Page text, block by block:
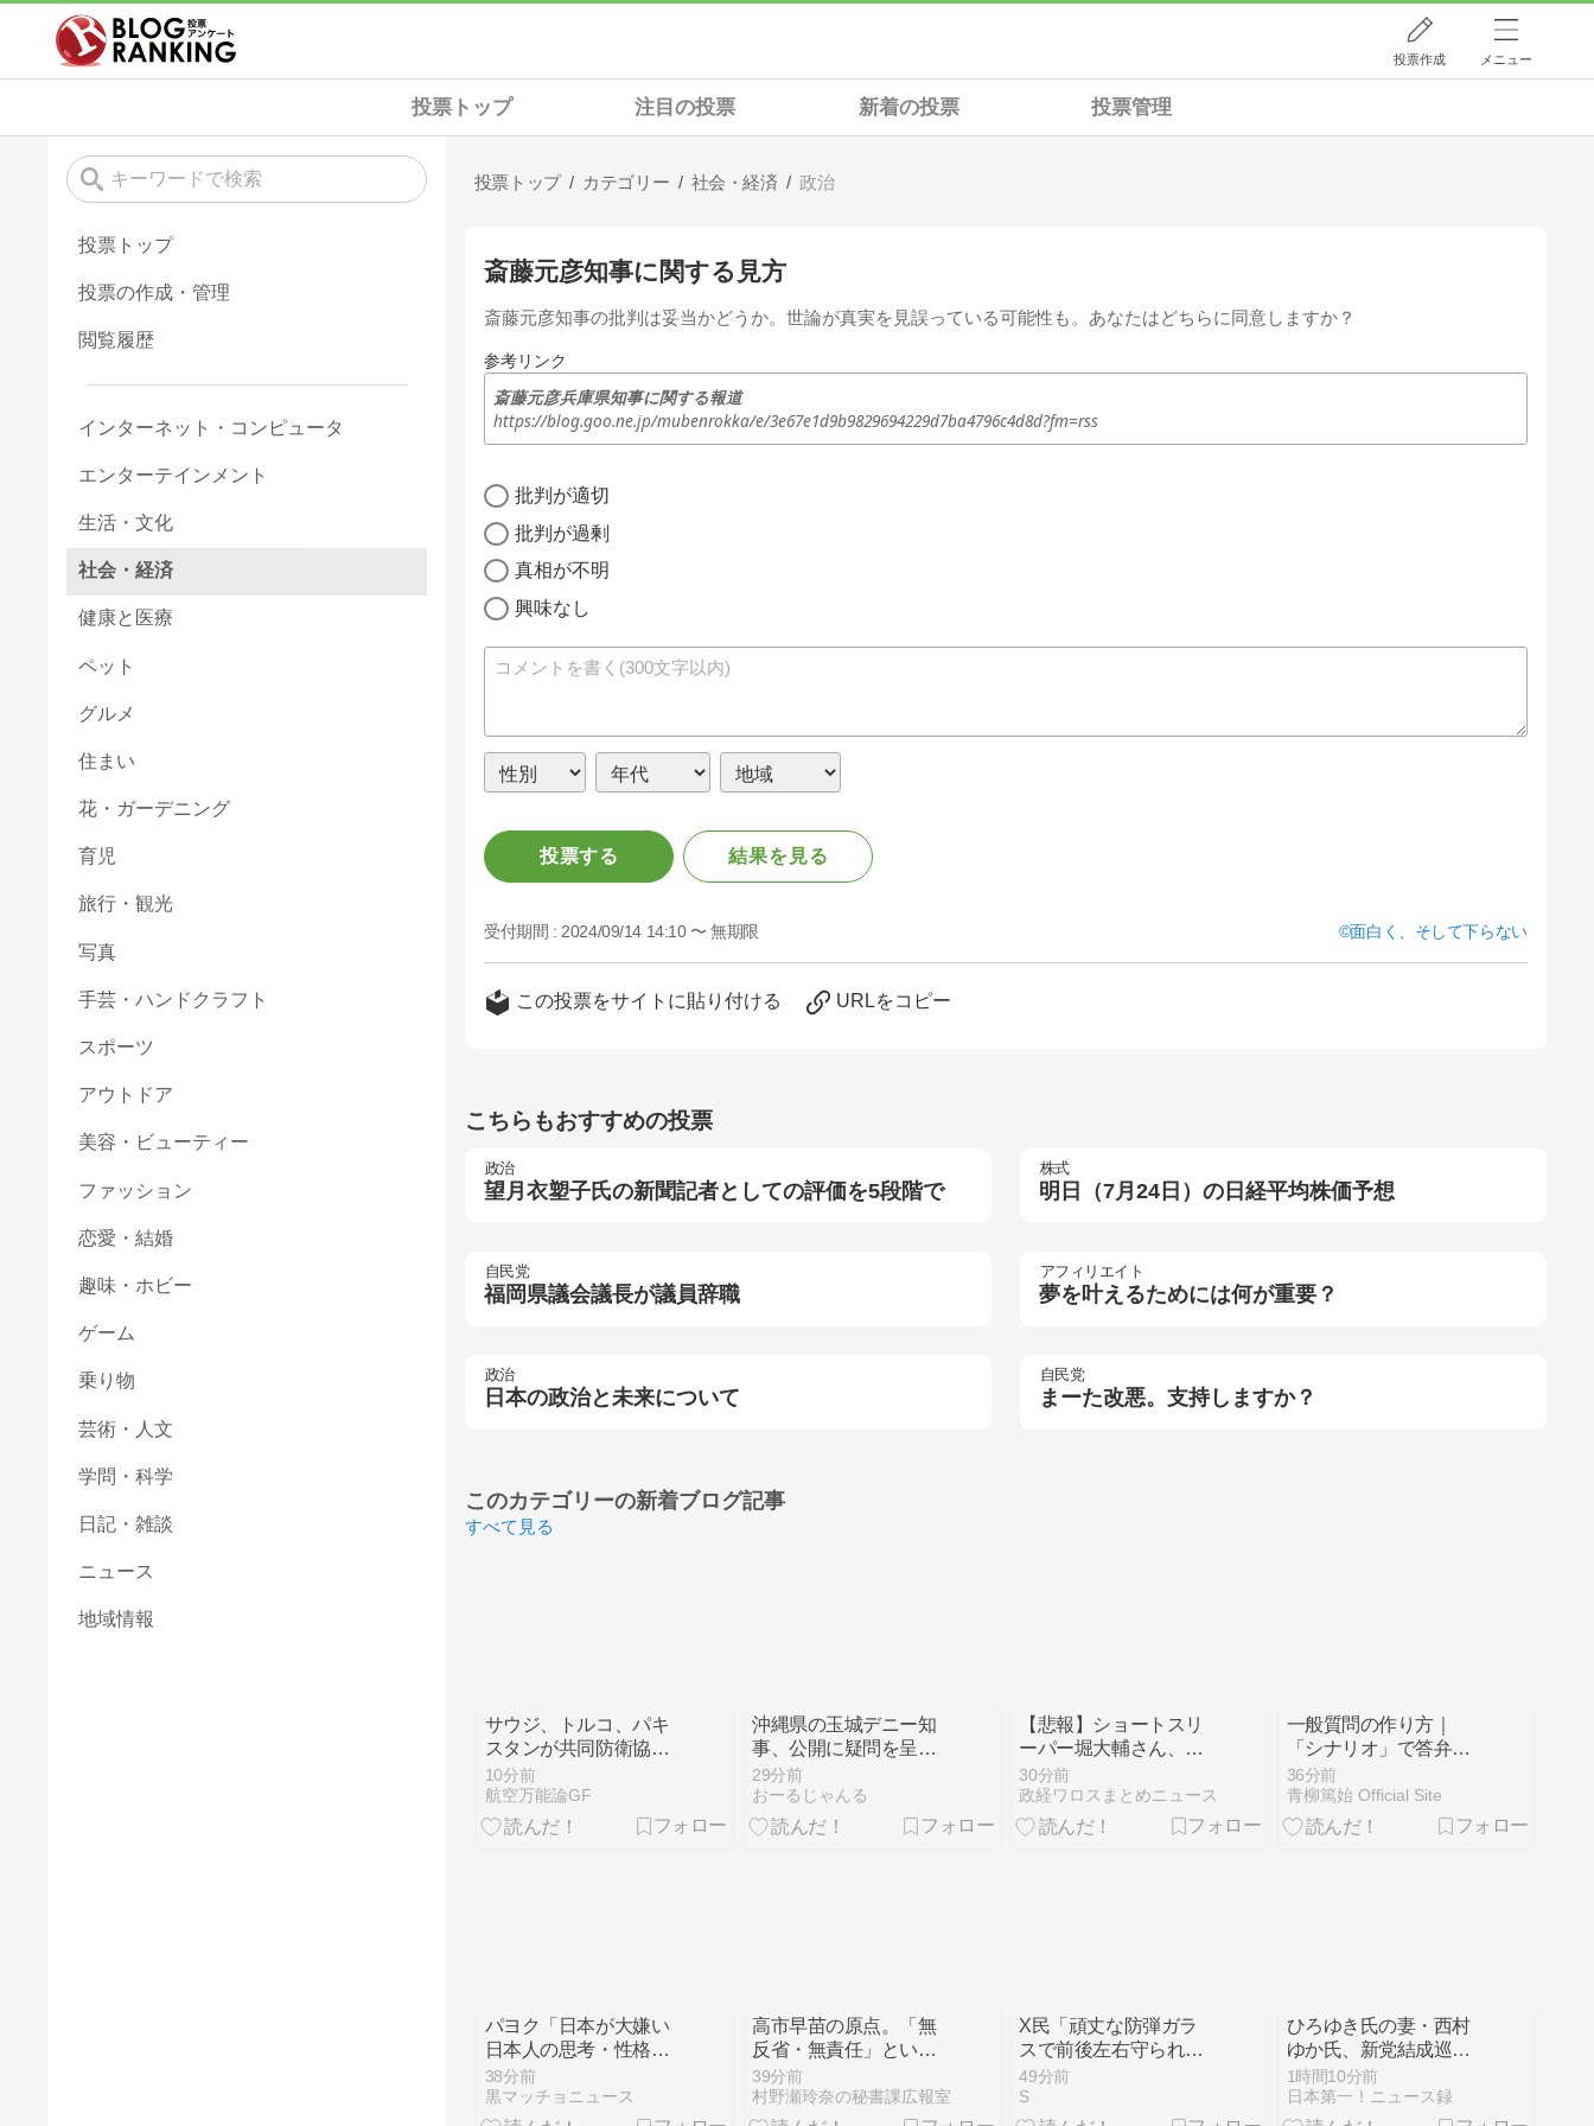
投票作成 メニュー
投票トップ 注目の投票 新着の投票 投票管理
投票トップ カテゴリー 社会・経済 政治
斎藤元彦知事に関する見方
斎藤元彦知事の批判は妥当かどうか。世論が真実を見誤っている可能性も。あなたはどちらに同意しますか？
参考リンク
斎藤元彦兵庫県知事に関する報道
https://blog.goo.ne.jp/mubenrokka/e/3e67e1d9b9829694229d7ba4796c4d8d?fm=rss
批判が適切
批判が過剰
真相が不明
興味なし
投票する 結果を見る
受付期間 :2024/09/14 14:10 〜 無期限 面白く、そして下らない
この投票をサイトに貼り付ける URLをコピー
こちらもおすすめの投票
政治
望月衣塑子氏の新聞記者としての評価を5段階で
株式
明日（7月24日）の日経平均株価予想
自民党
福岡県議会議長が議員辞職
アフィリエイト
夢を叶えるためには何が重要？
政治
日本の政治と未来について
自民党
まーた改悪。支持しますか？
このカテゴリーの新着ブログ記事
すべて見る
サウジ、トルコ、パキ
スタンが共同防衛協定
に署名、集団防衛同盟
かは不明
10分前
航空万能論GF
沖縄県の玉城デニー知
事、公開に疑問を呈し
たのは「報道機関によ
る公開ではなく、公開
タイミングなどに対す
るものだった」とよく
29分前
おーるじゃんる
【悲報】ショートスリ
ーパー堀大輔さん、リ
スナーから「寝たほう
がいい！」と言われて
ガチギレし炎上 → 高
須幹也医師の医学的ア
30分前
政経ワロスまとめニュース
一般質問の作り方｜
「シナリオ」で答弁を
引き出し政策を前に進
める
36分前
青柳篤始 Official Site
パヨク「日本が大嫌い
日本人の思考・性格が
嫌い 日本人を許さない
日本なんか消滅してほ
しい」
38分前
黒マッチョニュース
高市早苗の原点。「無
反省・無責任」という
不動の原点。 #高市早
苗の軽重を問う (173)
39分前
村野瀬玲奈の秘書課広報室
X民「頑丈な防弾ガラ
スで前後左右守られな
がらの『平和式典』ス
ピーチ。防弾バッグを
持ったSPも複数人。そ
49分前
S
ひろゆき氏の妻・西村
ゆか氏、新党結成巡
る”ブチギレ”投稿を謝
罪「配慮に欠けた行動
でした」 夫婦で投稿
1時間10分前
日本第一！ニュース録
投票トップ
投票の作成・管理
閲覧履歴
インターネット・コンピュータ
エンターテインメント
生活・文化
社会・経済
健康と医療
ペット
グルメ
住まい
花・ガーデニング
育児
旅行・観光
写真
手芸・ハンドクラフト
スポーツ
アウトドア
美容・ビューティー
ファッション
恋愛・結婚
趣味・ホビー
ゲーム
乗り物
芸術・人文
学問・科学
日記・雑談
ニュース
地域情報